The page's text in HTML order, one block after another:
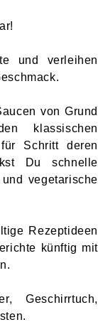
und verleihen
von Grund
klassischen
Schritt deren
Du schnelle
vegetarische
Rezeptideen
künftig mit
Geschirrtuch,